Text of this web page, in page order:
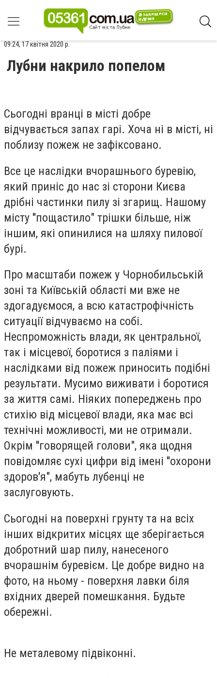
09:24, 17 квітня 2020 р.
Лубни накрило попелом
Сьогодні вранці в місті добре
відчувається запах гарі. Хоча ні в місті, ні
поблизу пожеж не зафіксовано.
Все це наслідки вчорашнього буревію,
який приніс до нас зі сторони Києва
дрібні частинки пилу зі згарищ. Нашому
місту ''пощастило" трішки більше, ніж
іншим, які опинилися на шляху пилової
бурі.
Про масштаби пожеж у Чорнобильській
зоні та Київській області ми вже не
здогадуємося, а всю катастрофічність
ситуації відчуваємо на собі.
Неспроможність влади, як центральної,
так і місцевої, боротися з паліями і
наслідками від пожеж приносить подібні
результати. Мусимо виживати і боротися
за життя самі. Ніяких попереджень про
стихію від місцевої влади, яка має всі
технічні можливості, ми не отримали.
Окрім ''говорящей голови", яка щодня
повідомляє сухі цифри від імені ''охорони
здоров'я", мабуть лубенці не
заслуговують.
Сьогодні на поверхні грунту та на всіх
інших відкритих місцях ще зберігається
добротний шар пилу, нанесеного
вчорашнім буревієм. Це добре видно на
фото, на ньому - поверхня лавки біля
вхідних дверей помешкання. Будьте
обережні.
Не металевому підвіконні.